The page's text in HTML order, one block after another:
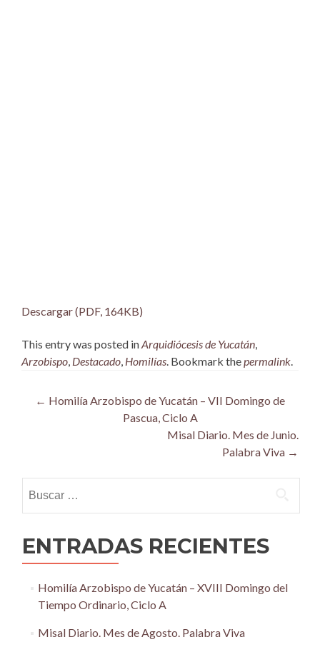
Descargar (PDF, 164KB)
This entry was posted inArquidiócesis de Yucatán
Arzobispo Destacado Homilías . Bookmark the permalink
Post
navigation
← Homilía Arzobispo de Yucatán – VII Domingo de
Pascua, Ciclo A
Misal Diario. Mes de Junio.
Palabra Viva →
ENTRADAS RECIENTES
Homilía Arzobispo de Yucatán – XVIII Domingo del
Tiempo Ordinario, Ciclo A
Misal Diario. Mes de Agosto. Palabra Viva